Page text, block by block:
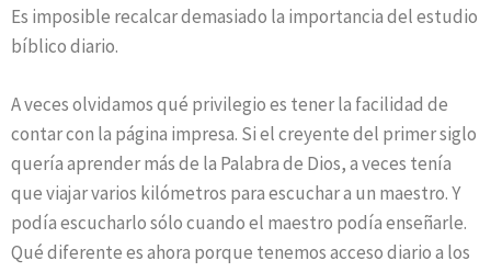
Es imposible recalcar demasiado la importancia del estudio
bíblico diario.
A veces olvidamos qué privilegio es tener la facilidad de
contar con la página impresa. Si el creyente del primer siglo
quería aprender más de la Palabra de Dios, a veces tenía
que viajar varios kilómetros para escuchar a un maestro. Y
podía escucharlo sólo cuando el maestro podía enseñarle.
Qué diferente es ahora porque tenemos acceso diario a los